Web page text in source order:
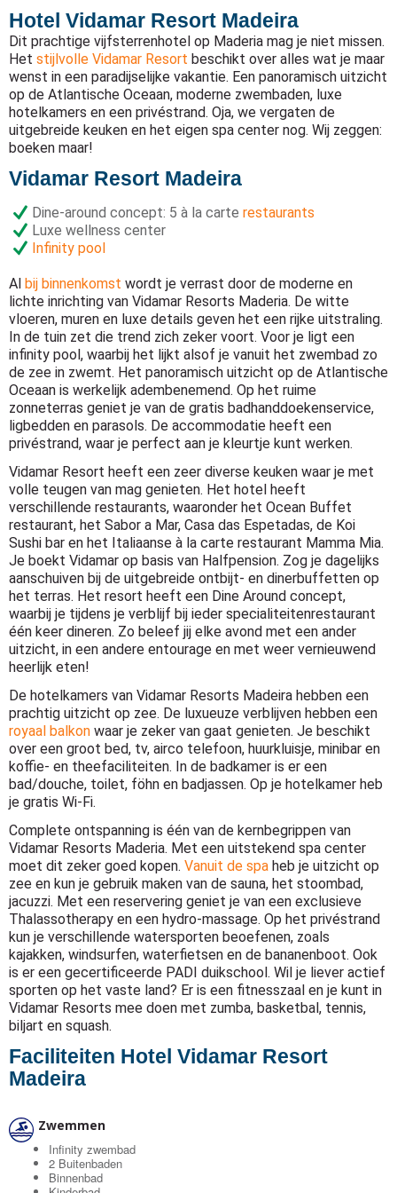
Hotel Vidamar Resort Madeira
Dit prachtige vijfsterrenhotel op Maderia mag je niet missen.
Het stijlvolle Vidamar Resort beschikt over alles wat je maar
wenst in een paradijselijke vakantie. Een panoramisch uitzicht
op de Atlantische Oceaan, moderne zwembaden, luxe
hotelkamers en een privéstrand. Oja, we vergaten de
uitgebreide keuken en het eigen spa center nog. Wij zeggen:
boeken maar!
Vidamar Resort Madeira
Dine-around concept: 5 à la carte restaurants
Luxe wellness center
Infinity pool
Al bij binnenkomst wordt je verrast door de moderne en
lichte inrichting van Vidamar Resorts Maderia. De witte
vloeren, muren en luxe details geven het een rijke uitstraling.
In de tuin zet die trend zich zeker voort. Voor je ligt een
infinity pool, waarbij het lijkt alsof je vanuit het zwembad zo
de zee in zwemt. Het panoramisch uitzicht op de Atlantische
Oceaan is werkelijk adembenemend. Op het ruime
zonneterras geniet je van de gratis badhanddoekenservice,
ligbedden en parasols. De accommodatie heeft een
privéstrand, waar je perfect aan je kleurtje kunt werken.
Vidamar Resort heeft een zeer diverse keuken waar je met
volle teugen van mag genieten. Het hotel heeft
verschillende restaurants, waaronder het Ocean Buffet
restaurant, het Sabor a Mar, Casa das Espetadas, de Koi
Sushi bar en het Italiaanse à la carte restaurant Mamma Mia.
Je boekt Vidamar op basis van Halfpension. Zog je dagelijks
aanschuiven bij de uitgebreide ontbijt- en dinerbuffetten op
het terras. Het resort heeft een Dine Around concept,
waarbij je tijdens je verblijf bij ieder specialiteitenrestaurant
één keer dineren. Zo beleef jij elke avond met een ander
uitzicht, in een andere entourage en met weer vernieuwend
heerlijk eten!
De hotelkamers van Vidamar Resorts Madeira hebben een
prachtig uitzicht op zee. De luxueuze verblijven hebben een
royaal balkon waar je zeker van gaat genieten. Je beschikt
over een groot bed, tv, airco telefoon, huurkluisje, minibar en
koffie- en theefaciliteiten. In de badkamer is er een
bad/douche, toilet, föhn en badjassen. Op je hotelkamer heb
je gratis Wi-Fi.
Complete ontspanning is één van de kernbegrippen van
Vidamar Resorts Maderia. Met een uitstekend spa center
moet dit zeker goed kopen. Vanuit de spa heb je uitzicht op
zee en kun je gebruik maken van de sauna, het stoombad,
jacuzzi. Met een reservering geniet je van een exclusieve
Thalassotherapy en een hydro-massage. Op het privéstrand
kun je verschillende watersporten beoefenen, zoals
kajakken, windsurfen, waterfietsen en de bananenboot. Ook
is er een gecertificeerde PADI duikschool. Wil je liever actief
sporten op het vaste land? Er is een fitnesszaal en je kunt in
Vidamar Resorts mee doen met zumba, basketbal, tennis,
biljart en squash.
Faciliteiten Hotel Vidamar Resort
Madeira
Zwemmen
Infinity zwembad
2 Buitenbaden
Binnenbad